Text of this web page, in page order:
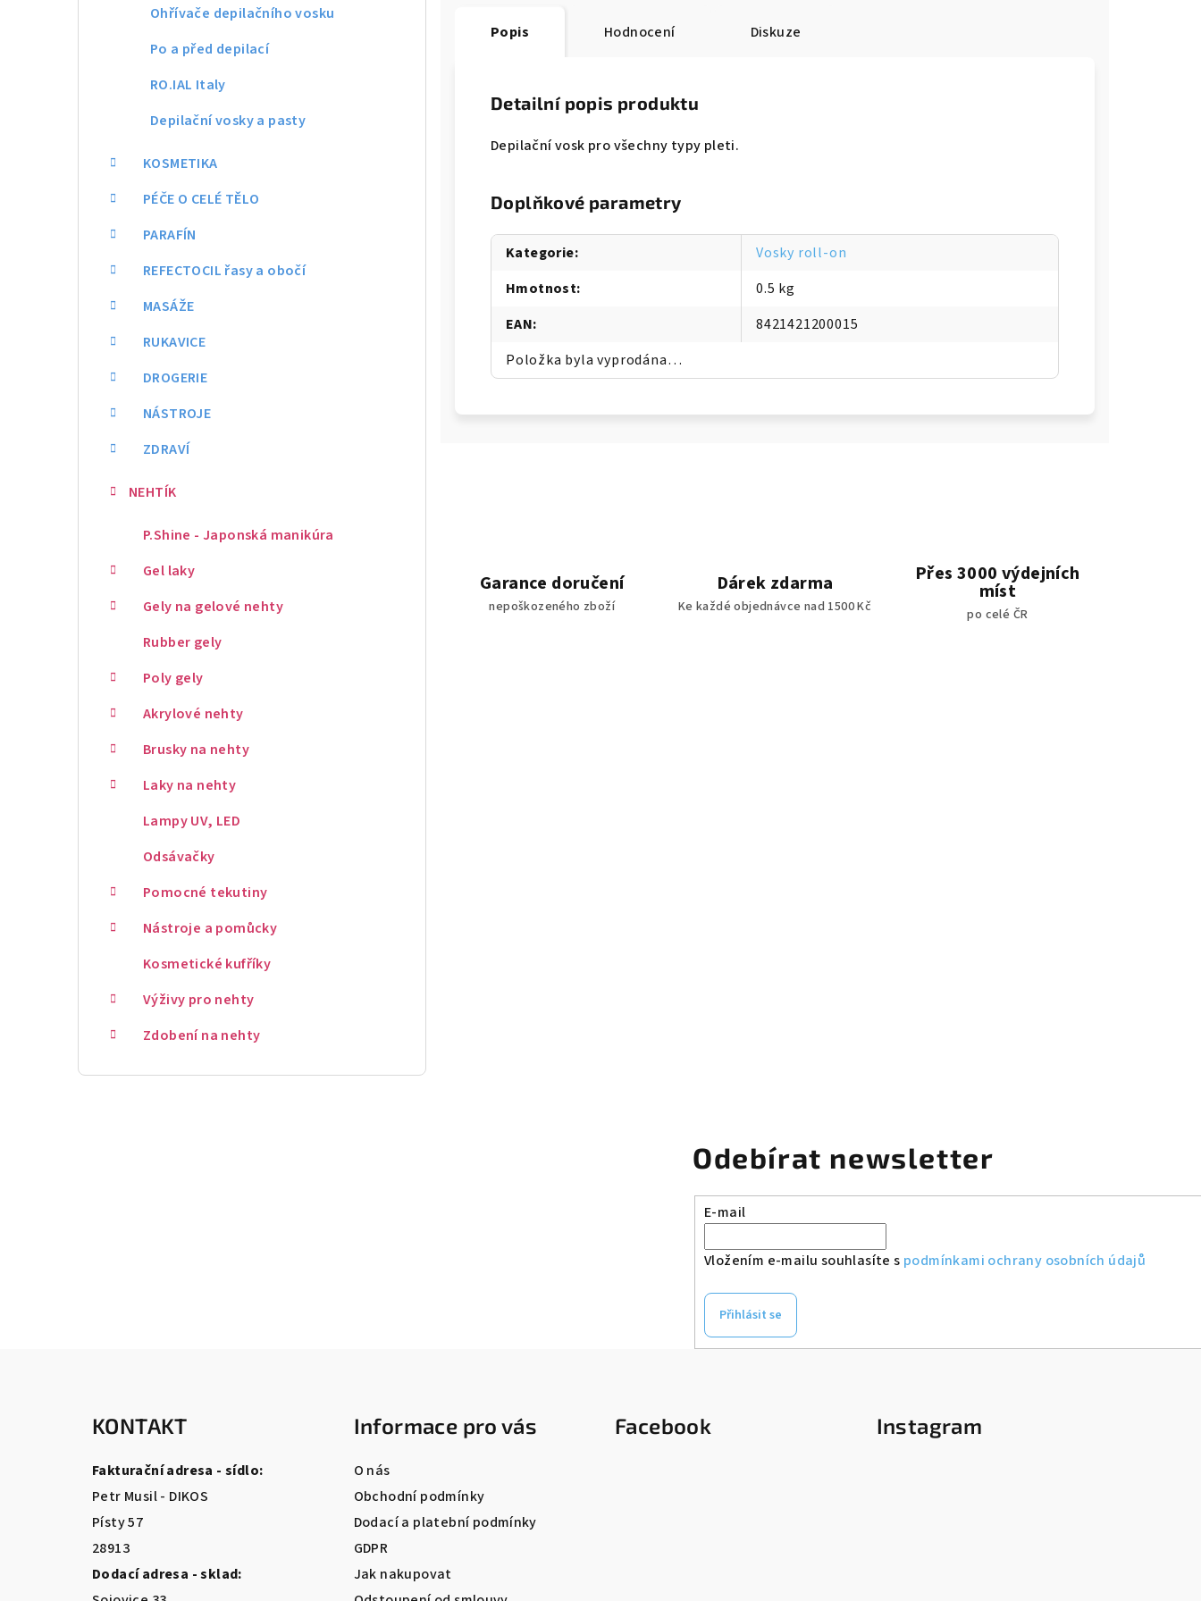
Ohřívače depilačního vosku
Po a před depilací
RO.IAL Italy
Depilační vosky a pasty
KOSMETIKA
PÉČE O CELÉ TĚLO
PARAFÍN
REFECTOCIL řasy a obočí
MASÁŽE
RUKAVICE
DROGERIE
NÁSTROJE
ZDRAVÍ
NEHTÍK
P.Shine - Japonská manikúra
Gel laky
Gely na gelové nehty
Rubber gely
Poly gely
Akrylové nehty
Brusky na nehty
Laky na nehty
Lampy UV, LED
Odsávačky
Pomocné tekutiny
Nástroje a pomůcky
Kosmetické kufříky
Výživy pro nehty
Zdobení na nehty
Popis Hodnocení Diskuze
Detailní popis produktu
Depilační vosk pro všechny typy pleti.
Doplňkové parametry
Kategorie:
Vosky roll-on
Hmotnost:
0.5 kg
EAN:
8421421200015
Položka byla vyprodána…
Garance doručení
nepoškozeného zboží
Dárek zdarma
Ke každé objednávce nad 1500 Kč
Přes 3000 výdejních
míst
po celé ČR
Odebírat newsletter
E-mail
Vložením e-mailu souhlasíte s podmínkami ochrany osobních údajů
Přihlásit se
KONTAKT
Fakturační adresa - sídlo:
Petr Musil - DIKOS
Písty 57
28913
Dodací adresa - sklad:
Informace pro vás
O nás
Obchodní podmínky
Dodací a platební podmínky
GDPR
Jak nakupovat
Facebook Instagram